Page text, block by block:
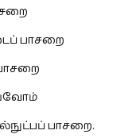
பாசறை
பாசறை.